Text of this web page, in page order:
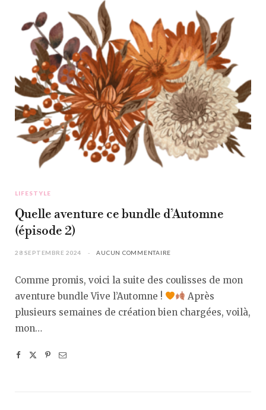
LIFESTYLE
Quelle aventure ce bundle d’Automne
(épisode 2)
28 SEPTEMBRE 2024 AUCUN COMMENTAIRE
Comme promis, voici la suite des coulisses de mon
aventure bundle Vive l’Automne !
Après
plusieurs semaines de création bien chargées, voilà,
mon…